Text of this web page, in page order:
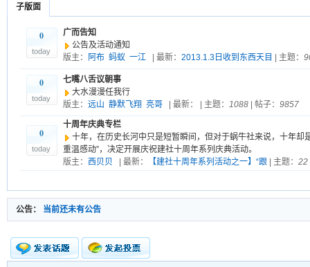
子版面
0
today
广而告知
公告及活动通知
版主：
阿布 蚂蚁 一江| 最新： 2013.1.3日收到东西天目 | 主题：
0
today
七嘴八舌议朝事
大水漫漫任我行
版主： 远山 静默飞翔 亮哥| 最新： | 主题： 1088| 帖子： 9857
0
today
十周年庆典专栏
十年，在历史长河中只是短暂瞬间，但对于蜗牛社来说，十年
重温感动”，决定开展庆祝建社十周年系列庆典活动。
版主：
西贝贝 | 最新： 【建社十周年系列活动之一】“跟| 主题： 22
公告： 当前还未有公告